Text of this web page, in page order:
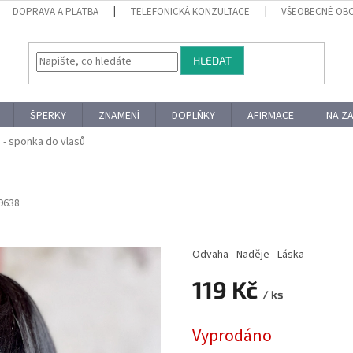
DOPRAVA A PLATBA TELEFONICKÁ KONZULTACE VŠEOBECNÉ
HLEDAT
ŠPERKY ZNAMENÍ DOPLŇKY AFIRMACE NA
sponka do vlasů
119 Kč / ks
cena:
Vyprodáno
Odvaha - Naděje - Láska